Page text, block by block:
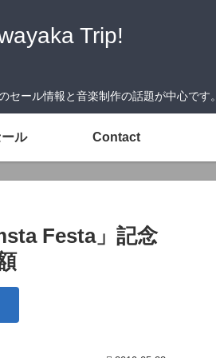
Trip!
セール情報と音楽制作の話題が中心です。
ル Contact
Festa」記念